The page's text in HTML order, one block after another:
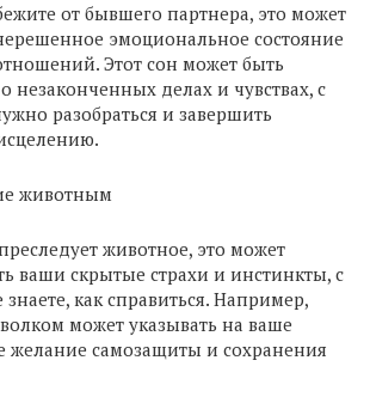
от бывшего партнера, это может
эмоциональное состояние
Этот сон может быть
делах и чувствах, с
разобраться и завершить
животным
животное, это может
ваши скрытые страхи и инстинкты, с
как справиться. Например,
может указывать на ваше
желание самозащиты и сохранения